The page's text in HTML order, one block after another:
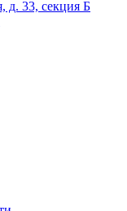
д. 33, секция Б